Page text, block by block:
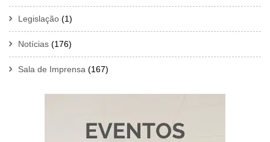
Legislação (1)
Notícias (176)
Sala de Imprensa (167)